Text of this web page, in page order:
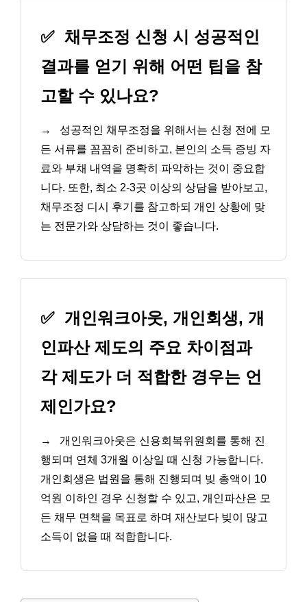
✅ 채무조정 신청 시 성공적인
결과를 얻기 위해 어떤 팁을 참
고할 수 있나요?
→
성공적인 채무조정을 위해서는 신청 전에 모
든 서류를 꼼꼼히 준비하고, 본인의 소득 증빙 자
료와 부채 내역을 명확히 파악하는 것이 중요합
니다. 또한, 최소 2-3곳 이상의 상담을 받아보고,
채무조정 디시 후기를 참고하되 개인 상황에 맞
는 전문가와 상담하는 것이 좋습니다.
✅ 개인워크아웃, 개인회생, 개
인파산 제도의 주요 차이점과
각 제도가 더 적합한 경우는 언
제인가요?
→
개인워크아웃은 신용회복위원회를 통해 진
행되며 연체 3개월 이상일 때 신청 가능합니다.
개인회생은 법원을 통해 진행되며 빚 총액이 10
억원 이하인 경우 신청할 수 있고, 개인파산은 모
든 채무 면책을 목표로 하며 재산보다 빚이 많고
소득이 없을 때 적합합니다.